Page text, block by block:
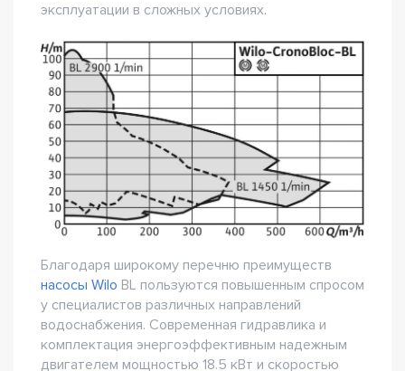
эксплуатации в сложных условиях.
Благодаря широкому перечню преимуществ
насосы Wilo BL пользуются повышенным спросом
у специалистов различных направлений
водоснабжения. Современная гидравлика и
комплектация энергоэффективным надежным
двигателем мощностью 18.5 кВт и скоростью